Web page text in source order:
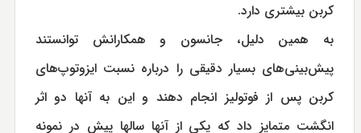
کربن بیشتری دارد.
به همین دلیل، جانسون و همکارانش توانستند
پیش‌بینی‌های بسیار دقیقی را درباره نسبت ایزوتوپ‌های
کربن پس از فوتولیز انجام دهند و این به آنها دو اثر
انگشت متمایز داد که یکی از آنها سالها پیش در نمونه